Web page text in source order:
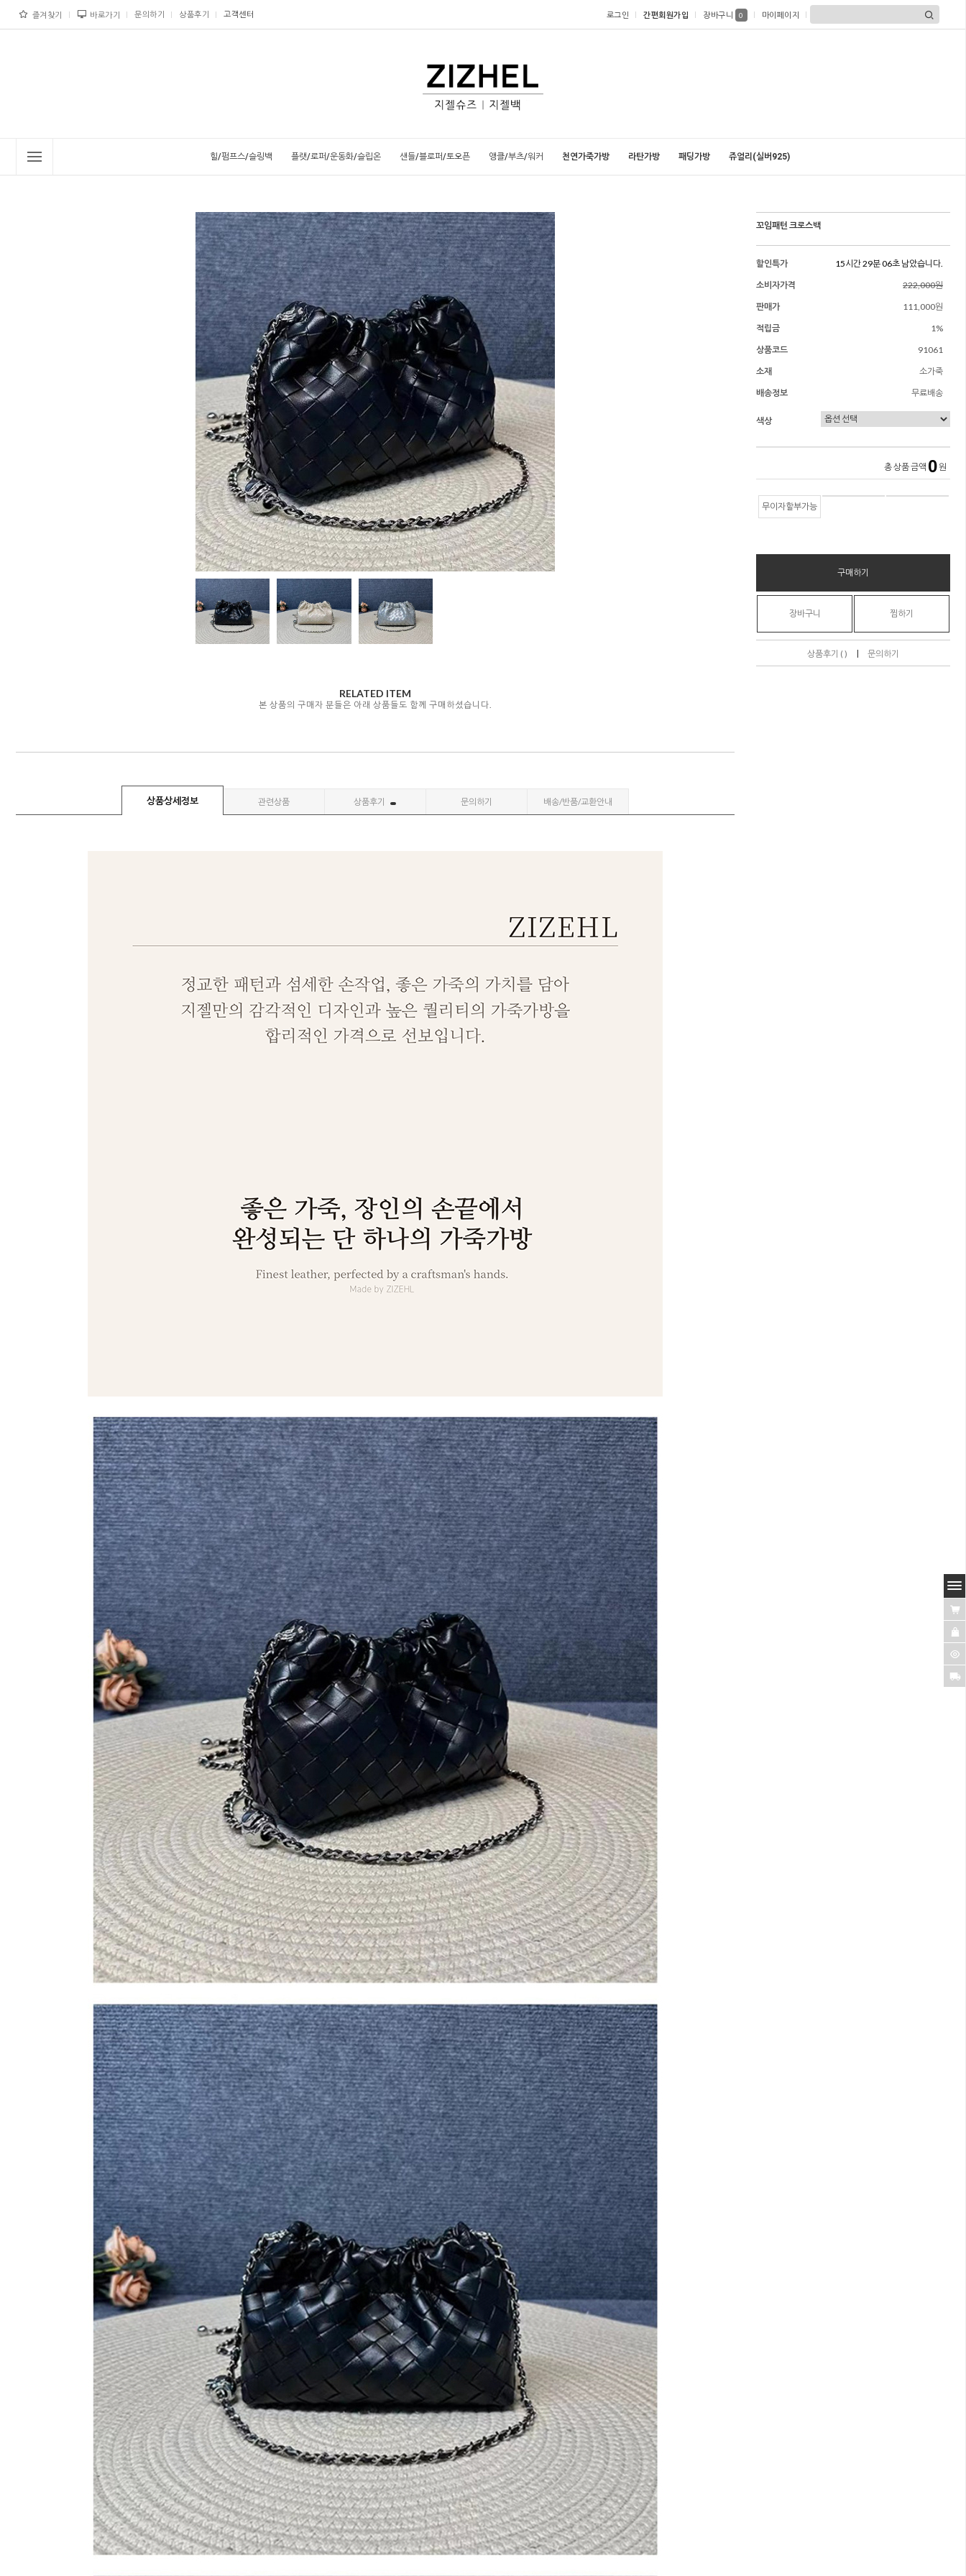
즐겨찾기 바로가기 문의하기 상품후기 고객센터 로그인 간편회원가입 장바구니 0 마이페이지
힐/펌프스/슬링백 플랫/로퍼/운동화/슬립온 샌들/블로퍼/토오픈 앵클/부츠/워커 천연가죽가방 라탄가방 패딩가방 쥬얼리(실버925)
RELATED ITEM
본 상품의 구매자 분들은 아래 상품들도 함께 구매하셨습니다.
상품상세정보 관련상품 상품후기 문의하기 배송/반품/교환안내
꼬임패턴 크로스백
할인특가
15시간 29분 04초 남았습니다.
소비자가격
222,000원
판매가
111,000원
적립금
1%
상품코드
91061
소재
소가죽
배송정보
무료배송
색상
총 상품 금액 0 원
무이자할부가능
구매하기
장바구니 찜하기
상품후기 ( ) | 문의하기